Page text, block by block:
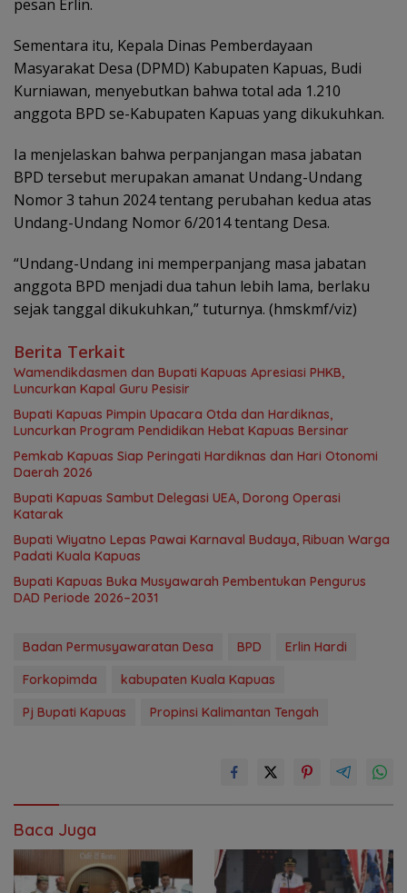
pesan Erlin.
Sementara itu, Kepala Dinas Pemberdayaan
Masyarakat Desa (DPMD) Kabupaten Kapuas, Budi
Kurniawan, menyebutkan bahwa total ada 1.210
anggota BPD se-Kabupaten Kapuas yang dikukuhkan.
Ia menjelaskan bahwa perpanjangan masa jabatan
BPD tersebut merupakan amanat Undang-Undang
Nomor 3 tahun 2024 tentang perubahan kedua atas
Undang-Undang Nomor 6/2014 tentang Desa.
“Undang-Undang ini memperpanjang masa jabatan
anggota BPD menjadi dua tahun lebih lama, berlaku
sejak tanggal dikukuhkan,” tuturnya. (hmskmf/viz)
Berita Terkait
‎Wamendikdasmen dan Bupati Kapuas Apresiasi PHKB,
Luncurkan Kapal Guru Pesisir
Bupati Kapuas Pimpin Upacara Otda dan Hardiknas,
Luncurkan Program Pendidikan Hebat Kapuas Bersinar
‎Pemkab Kapuas Siap Peringati Hardiknas dan Hari Otonomi
Daerah 2026
Bupati Kapuas Sambut Delegasi UEA, Dorong Operasi
Katarak
Bupati Wiyatno Lepas Pawai Karnaval Budaya, Ribuan Warga
Padati Kuala Kapuas
Bupati Kapuas Buka Musyawarah Pembentukan Pengurus
DAD Periode 2026–2031
Badan Permusyawaratan Desa BPD
Erlin Hardi
Forkopimda
kabupaten Kuala Kapuas
Pj Bupati Kapuas
Propinsi Kalimantan Tengah
Baca Juga